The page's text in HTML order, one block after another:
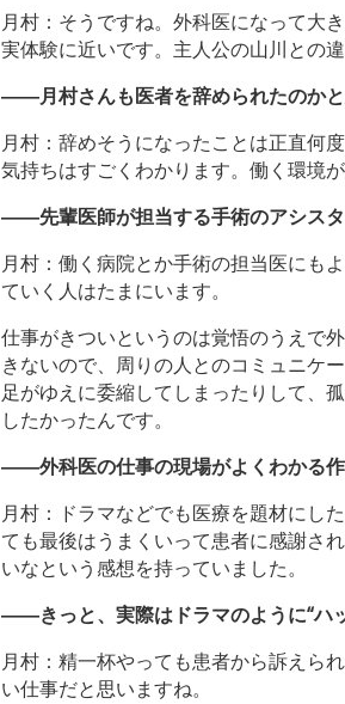
月村：そうですね。外科医になって大
実体験に近いです。主人公の山川との
――月村さんも医者を辞められたのかと
月村：辞めそうになったことは正直何
気持ちはすごくわかります。働く環境
――先輩医師が担当する手術のアシスタ
月村：働く病院とか手術の担当医にも
ていく人はたまにいます。
仕事がきついというのは覚悟のうえで
きないので、周りの人とのコミュニケ
足がゆえに委縮してしまったりして、
したかったんです。
――外科医の仕事の現場がよくわかる作
月村：ドラマなどでも医療を題材にし
ても最後はうまくいって患者に感謝さ
いなという感想を持っていました。
――きっと、実際はドラマのように“ハ
月村：精一杯やっても患者から訴えら
い仕事だと思いますね。